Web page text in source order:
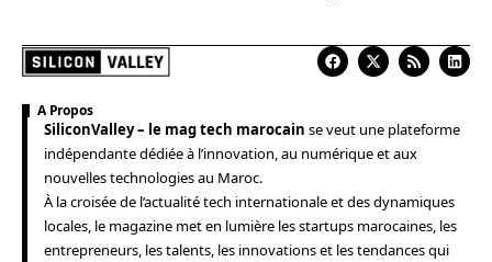
A Propos
SiliconValley – le mag tech marocain se veut une plateforme
indépendante dédiée à l’innovation, au numérique et aux
nouvelles technologies au Maroc.
À la croisée de l’actualité tech internationale et des dynamiques
locales, le magazine met en lumière les startups marocaines, les
entrepreneurs, les talents, les innovations et les tendances qui